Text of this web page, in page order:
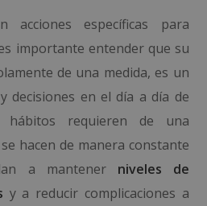
acciones específicas para
importante entender que su
de una medida, es un
y decisiones en el día a día de
hábitos requieren de una
hacen de manera constante
a mantener niveles de
y a reducir complicaciones a